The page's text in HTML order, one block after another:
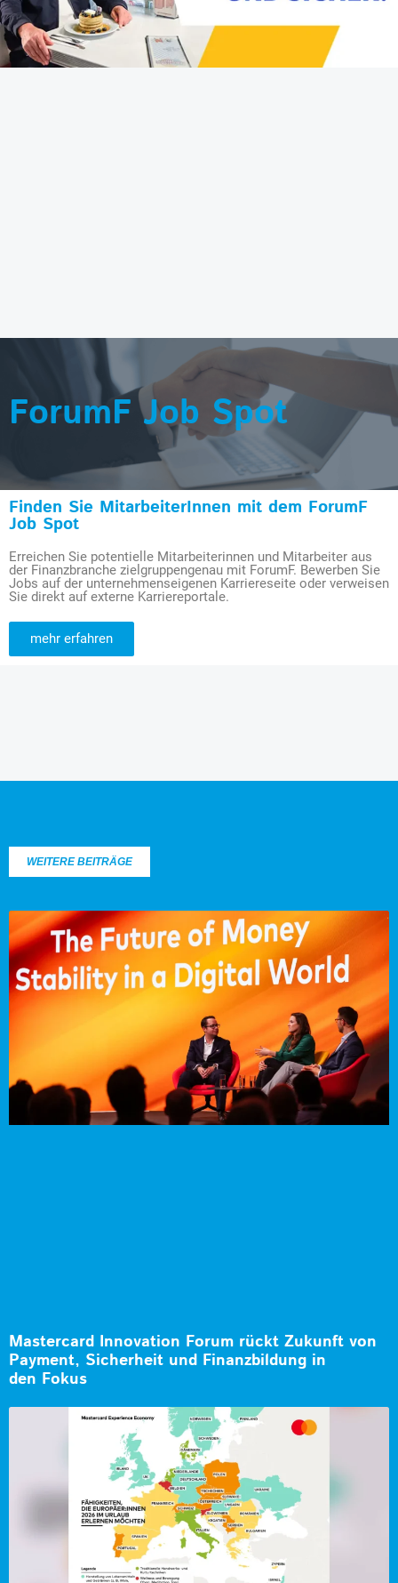
ForumF Job Spot
Finden Sie MitarbeiterInnen mit dem ForumF
Job Spot
Erreichen Sie potentielle Mitarbeiterinnen und Mitarbeiter aus
der Finanzbranche zielgruppengenau mit ForumF. Bewerben Sie
Jobs auf der unternehmenseigenen Karriereseite oder verweisen
Sie direkt auf externe Karriereportale.
mehr erfahren
WEITERE BEITRÄGE
Mastercard Innovation Forum rückt Zukunft von
Payment, Sicherheit und Finanzbildung in
den Fokus